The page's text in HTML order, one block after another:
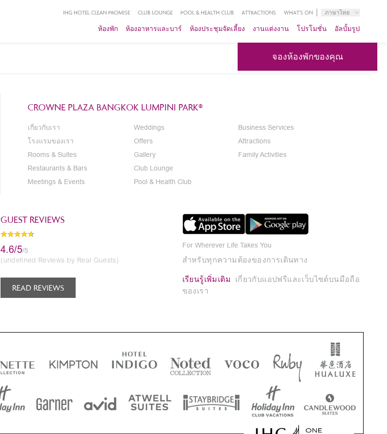
IHG HOTEL CLEAN PROMISE CLUB LOUNGE POOL & HEALTH CLUB ATTRACTIONS WHAT'S ON ภาษาไทย
ห้องพัก ห้องอาหารและบาร์ ห้องประชุมจัดเลี้ยง งานแต่งงาน โปรโมชั่น อัลบั้มรูป
จองห้องพักของคุณ
CROWNE PLAZA BANGKOK LUMPINI PARK®
เกี่ยวกับเรา
โรงแรมของเรา
Rooms & Suites
Restaurants & Bars
Meetings & Events
Weddings
Offers
Gallery
Club Lounge
Pool & Health Club
Business Services
Attractions
Family Activities
GUEST REVIEWS
4.6/5/5
(undefined Reviews by Real Guests)
READ REVIEWS
For Wherever Life Takes You
สำหรับทุกความต้องของการเดินทาง
เรียนรู้เพิ่มเติม
เกี่ยวกับแอปฟรีและเว็บไซต์บนมือถือ
ของเรา